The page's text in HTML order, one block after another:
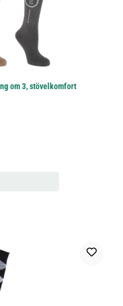
om 3, stövelkomfort